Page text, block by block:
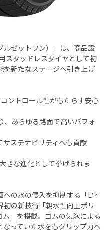
ルゼットワン）」は、商品設
スタッドレスタイヤとして初
を新たなステージへ引き上げ
ントロール性がもたらす安心
、あらゆる路面で高いパフォ
サステナビリティへも貢献
きな進化として挙げられま
の水の侵入を抑制する「L字
の新技術「親水性向上ポリ
」を搭載。ゴムの気泡による
なっていた水をもグリップ力へ